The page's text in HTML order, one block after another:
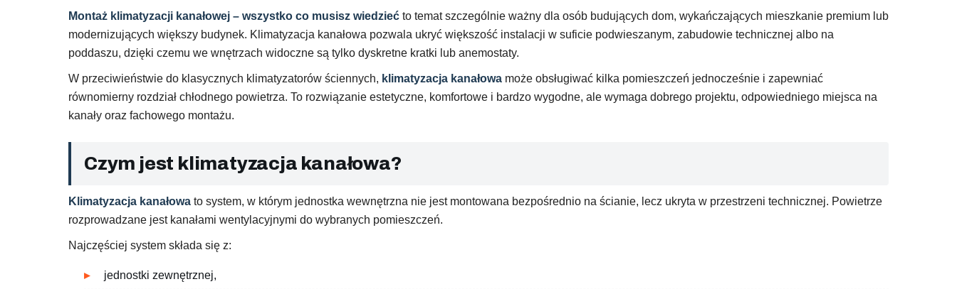
Montaż klimatyzacji kanałowej – wszystko co musisz wiedzieć to temat szczególnie ważny dla osób budujących dom, wykańczających mieszkanie premium lub
modernizujących większy budynek. Klimatyzacja kanałowa pozwala ukryć większość instalacji w suficie podwieszanym, zabudowie technicznej albo na
poddaszu, dzięki czemu we wnętrzach widoczne są tylko dyskretne kratki lub anemostaty.
W przeciwieństwie do klasycznych klimatyzatorów ściennych, klimatyzacja kanałowa może obsługiwać kilka pomieszczeń jednocześnie i zapewniać
równomierny rozdział chłodnego powietrza. To rozwiązanie estetyczne, komfortowe i bardzo wygodne, ale wymaga dobrego projektu, odpowiedniego miejsca na
kanały oraz fachowego montażu.
Czym jest klimatyzacja kanałowa?
Klimatyzacja kanałowa to system, w którym jednostka wewnętrzna nie jest montowana bezpośrednio na ścianie, lecz ukryta w przestrzeni technicznej. Powietrze
rozprowadzane jest kanałami wentylacyjnymi do wybranych pomieszczeń.
Najczęściej system składa się z:
jednostki zewnętrznej,